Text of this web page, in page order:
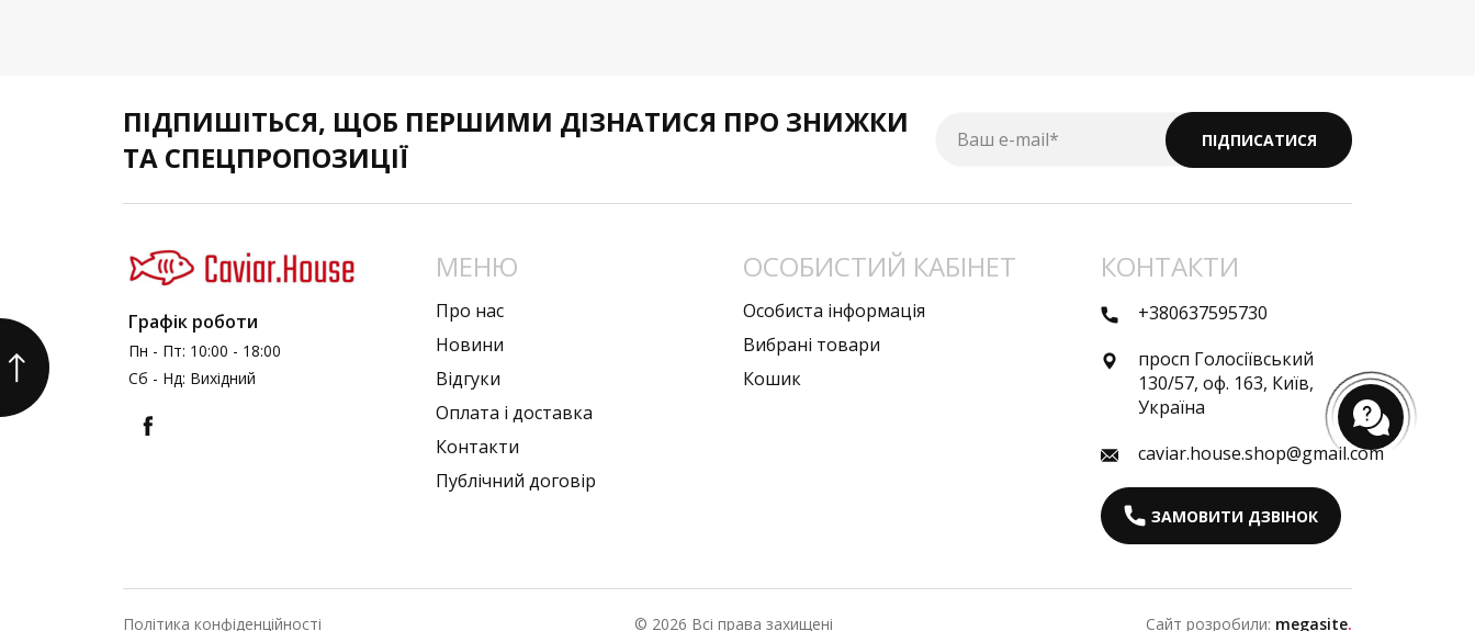
ПІДПИШІТЬСЯ, ЩОБ ПЕРШИМИ ДІЗНАТИСЯ ПРО ЗНИЖКИ
ТА СПЕЦПРОПОЗИЦІЇ
Ваш e-mail* ПІДПИСАТИСЯ
Графік роботи
Пн - Пт: 10:00 - 18:00
Сб - Нд: Вихідний
МЕНЮ
Про нас
Новини
Вiдгуки
Оплата i доставка
Контакти
Публiчний договiр
ОСОБИСТИЙ КАБІНЕТ
Особиста інформація
Вибрані товари
Кошик
КОНТАКТИ
+380637595730
просп Голосіївський
130/57, оф. 163, Київ,
Україна
caviar.house.shop@gmail.com
ЗАМОВИТИ ДЗВІНОК
Політика конфіденційності © 2026 Всі права захищені Сайт розробили: megasite.